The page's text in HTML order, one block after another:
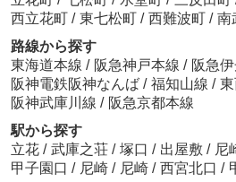
西立花町 / 東七松町 / 西難波町 / 南
路線から探す
東海道本線 / 阪急神戸本線 / 阪急
阪神電鉄阪神なんば / 福知山線 /
阪神武庫川線 / 阪急京都本線
駅から探す
立花 / 武庫之荘 / 塚口 / 出屋敷 / 尼
甲子園口 / 尼崎 / 尼崎 / 西宮北口 /